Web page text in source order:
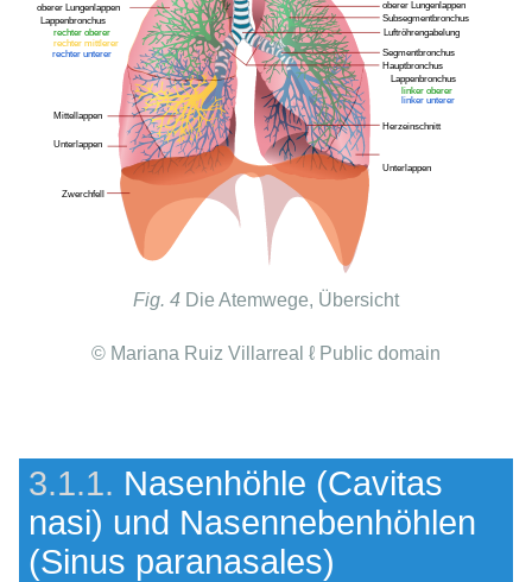
Fig. 4 Die Atemwege, Übersicht
© Mariana Ruiz Villarreal ℓ Public domain
3.1.1. Nasenhöhle (Cavitas
nasi) und Nasennebenhöhlen
(Sinus paranasales)